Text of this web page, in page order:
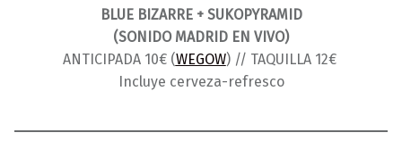
BLUE BIZARRE + SUKOPYRAMID
(SONIDO MADRID EN VIVO)
ANTICIPADA 10€ (WEGOW) // TAQUILLA 12€
Incluye cerveza-refresco